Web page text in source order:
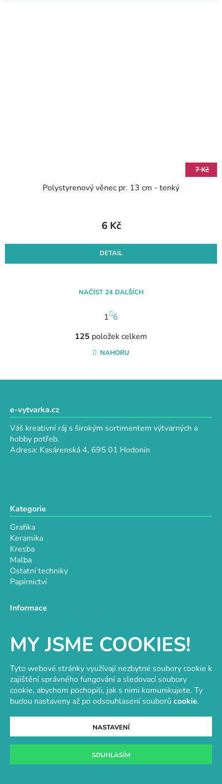
MY JSME COOKIES!
Tyto webové stránky využívají nezbytné soubory cookie k
zajištění správného fungování a sledovací soubory
cookie, abychom pochopili, jak s nimi komunikujete. Ty
budou nastaveny až po odsouhlasení souborů cookie.
NASTAVENÍ
SOUHLASÍM
7 Kč
Polystyrenový věnec pr. 13 cm - tenký
6 Kč
DETAIL
v
l
a
p
r
k
s
NAČÍST 24 DALŠÍCH
t
á
k
á
1 6
125 položek celkem
NAHORU
e-vytvarka.cz
Váš kreativní ráj s širokým sortimentem výtvarných a
hobby potřeb.
Adresa: Kasárenská 4, 695 01 Hodonín
Kategorie
Grafika
Keramika
Kresba
Malba
Ostatní techniky
Papírnictví
Informace
Doprava a platba
Obchodní podmínky
Návody a inspirace
Hodnocení obchodu
Velkoobchod
Kontakt
Kontakt
objednavky@e-vytvarka.cz
+420 725 657 656